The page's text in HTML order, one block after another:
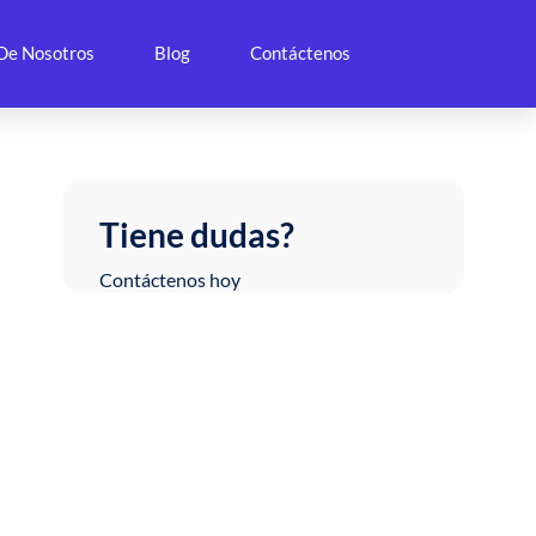
Nosotros Blog Contáctenos
Tiene dudas?
Contáctenos hoy